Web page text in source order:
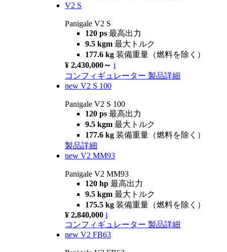
V2 S
Panigale V2 S
120 ps 最高出力
9.5 kgm 最大トルク
177.6 kg 装備重量（燃料を除く）
¥ 2,430,000～ i
コンフィギュレーター 製品詳細
new V2 S 100
Panigale V2 S 100
120 ps 最高出力
9.5 kgm 最大トルク
177.6 kg 装備重量（燃料を除く）
製品詳細
new V2 MM93
Panigale V2 MM93
120 hp 最高出力
9.5 kgm 最大トルク
175.5 kg 装備重量（燃料を除く）
¥ 2,840,000 i
コンフィギュレーター 製品詳細
new V2 FB63